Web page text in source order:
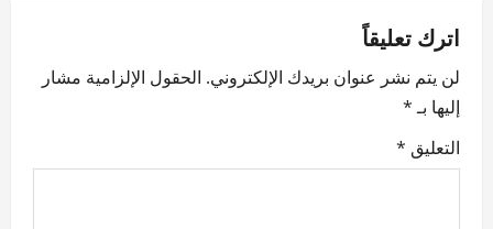
v
i
g
a
اترك تعليقاً
لن يتم نشر عنوان بريدك الإلكتروني. الحقول الإلزامية مشار
إليها بـ*
التعليق *